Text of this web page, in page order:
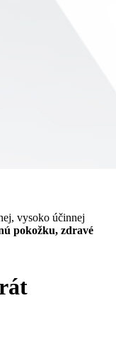
vysoko účinnej
pokožku, zdravé